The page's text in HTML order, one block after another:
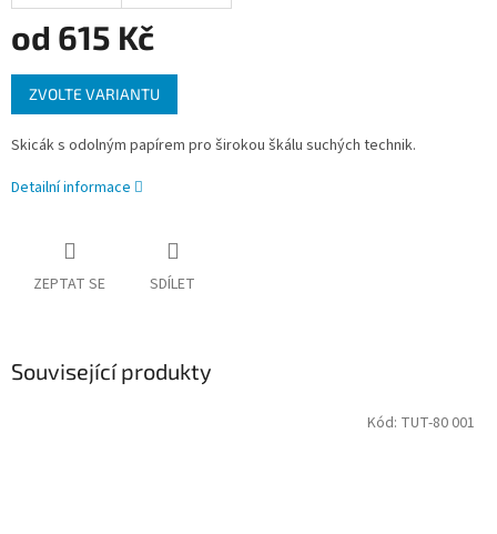
od 615 Kč
Měrná
cena:
ZVOLTE VARIANTU
Skicák s odolným papírem pro širokou škálu suchých technik.
Detailní informace
ZEPTAT SE SDÍLET
Související produkty
Kód: TUT-80 001